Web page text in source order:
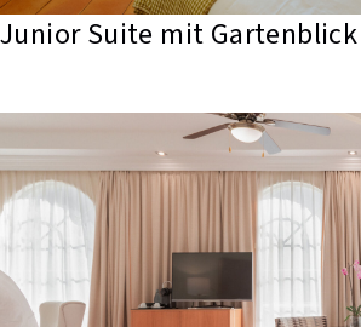
Junior Suite mit Gartenblick